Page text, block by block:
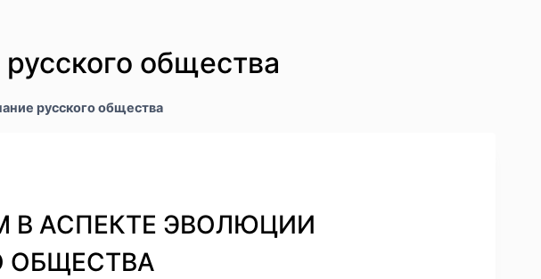
общества
русского общества
В АСПЕКТЕ ЭВОЛЮЦИИ
ОБЩЕСТВА